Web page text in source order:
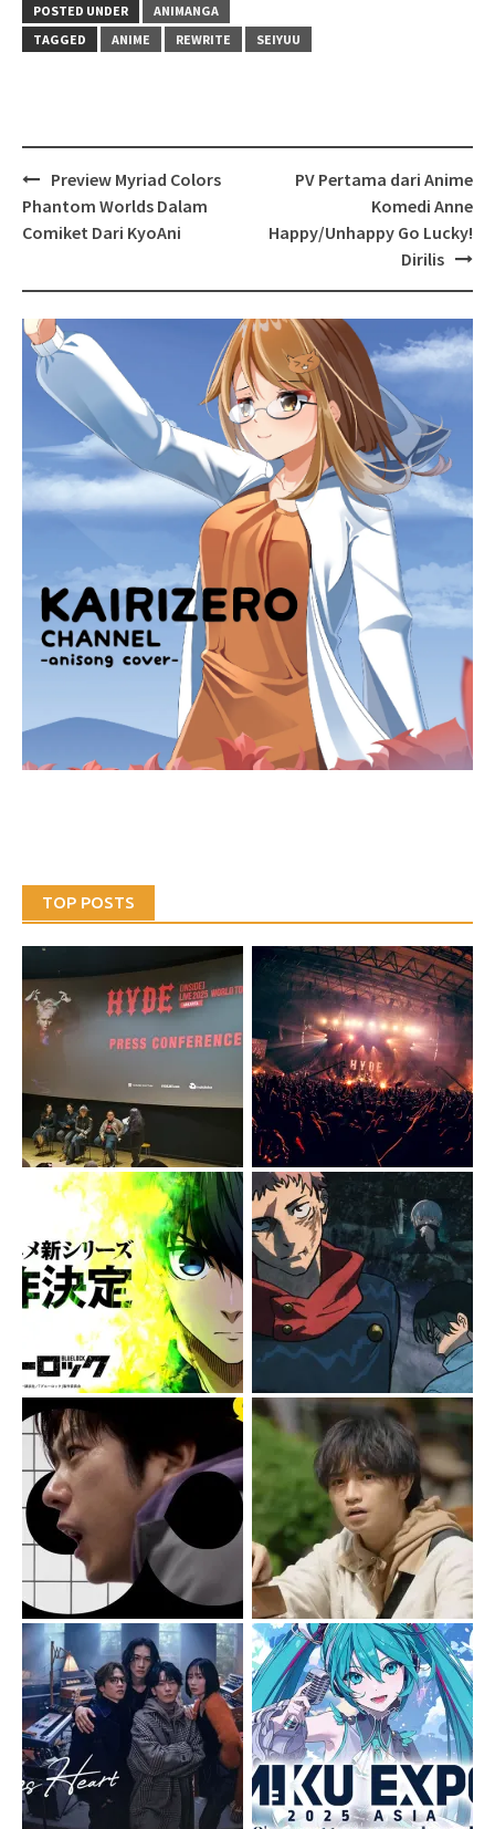
POSTED UNDER
ANIMANGA
TAGGED
ANIME REWRITE SEIYUU
Post
navigation
Preview Myriad Colors
Phantom Worlds Dalam
Comiket Dari KyoAni
PV Pertama dari Anime
Komedi Anne
Happy/Unhappy Go Lucky!
Dirilis
TOP POSTS